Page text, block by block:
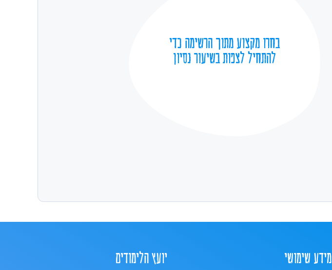
בחרו מקצוע מתוך הרשימה כדי
להתחיל לצפות בשיעור נסיון
מידע שימושי יועץ הלימודים